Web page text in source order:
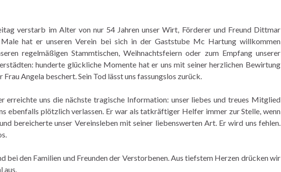
verstarb im Alter von nur 54 Jahren unser Wirt, Förderer und Freund Dittmar
hat er unseren Verein bei sich in der Gaststube Mc Hartung willkommen
regelmäßigen Stammtischen, Weihnachtsfeiern oder zum Empfang unserer
hunderte glückliche Momente hat er uns mit seiner herzlichen Bewirtung
Frau Angela beschert. Sein Tod lässt uns fassungslos zurück.
erreichte uns die nächste tragische Information: unser liebes und treues Mitglied
ebenfalls plötzlich verlassen. Er war als tatkräftiger Helfer immer zur Stelle, wenn
bereicherte unser Vereinsleben mit seiner liebenswerten Art. Er wird uns fehlen.
bei den Familien und Freunden der Verstorbenen. Aus tiefstem Herzen drücken wir
aus.